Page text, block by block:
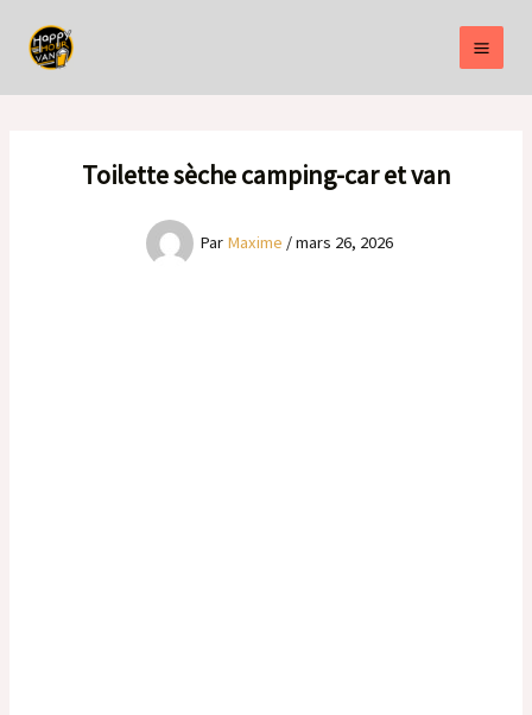
contenu
Toilette sèche camping-car et van
Par Maxime /mars 26, 2026